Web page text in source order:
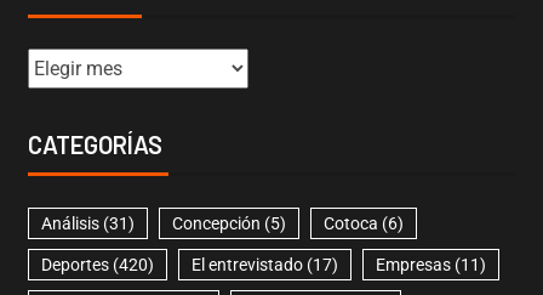
CATEGORÍAS
Análisis(31) Concepción (5) Cotoca (6)
Deportes(420) El entrevistado(17) Empresas(11)